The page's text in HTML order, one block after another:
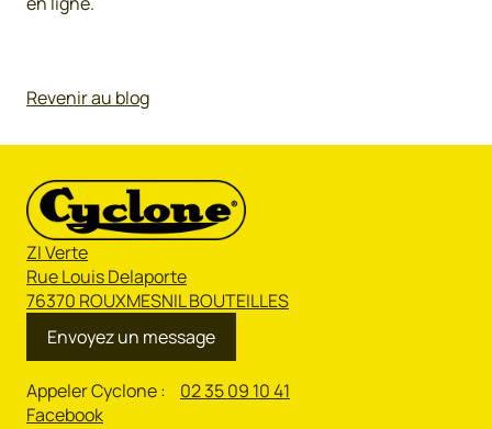
Revenir au blog
ZI Verte
Rue Louis Delaporte
76370 ROUXMESNIL BOUTEILLES
Envoyez un message
Appeler Cyclone : 02 35 09 10 41
Facebook